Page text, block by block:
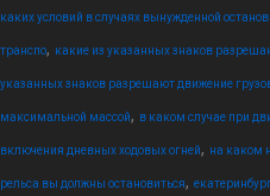
каких условий в случаях вынужденной
транспо, какие из указанных знаков
указанных знаков разрешают движение
максимальной массой, в каком случае при
включения дневных ходовых огней, на каком
рельса вы должны остановиться,